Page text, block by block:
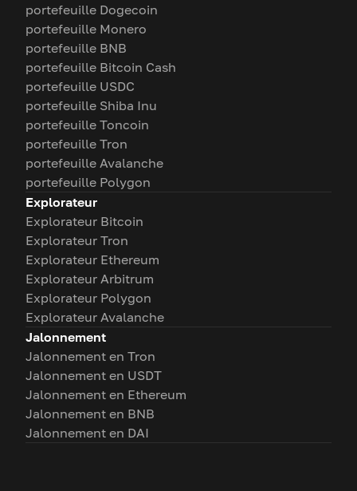
portefeuille Dogecoin
portefeuille Monero
portefeuille BNB
portefeuille Bitcoin Cash
portefeuille USDC
portefeuille Shiba Inu
portefeuille Toncoin
portefeuille Tron
portefeuille Avalanche
portefeuille Polygon
Explorateur
Explorateur Bitcoin
Explorateur Tron
Explorateur Ethereum
Explorateur Arbitrum
Explorateur Polygon
Explorateur Avalanche
Jalonnement
Jalonnement en Tron
Jalonnement en USDT
Jalonnement en Ethereum
Jalonnement en BNB
Jalonnement en DAI